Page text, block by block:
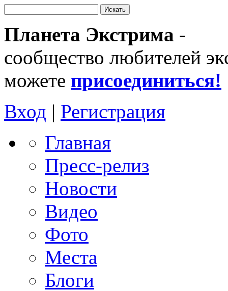
Планета Экстрима -
сообщество любителей
можете присоединиться!
Вход | Регистрация
Главная
Пресс-релиз
Новости
Видео
Фото
Места
Блоги